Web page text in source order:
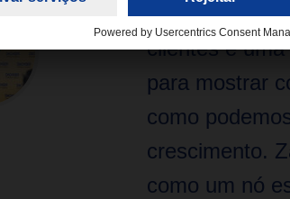
“Abrir a nossa
clientes é
para mostrar
como
crescimento.
como um nó